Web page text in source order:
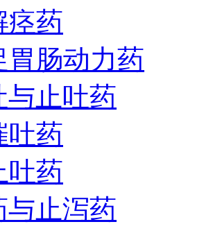
痉药
胃肠动力药
与止吐药
吐药
吐药
与止泻药